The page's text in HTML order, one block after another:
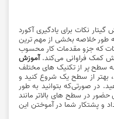
نکات برای یادگیری آکورد
طور خلاصه بخشی از مهم ترین
که جزو مقدمات کار محسوب
کمک فراوانی می‌کند.آموزش
سطح پر از تکنیک های مختلف
بهتر از سطح یک شروع کنید و
در صورتی‌که بتوانید به طور
در سطح های بالاتر مانند
و پشتکار شما در آموختن این